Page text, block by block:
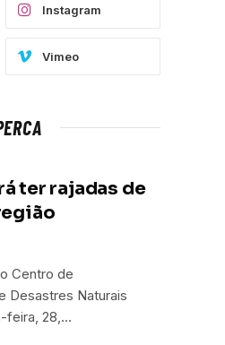
Instagram
Vimeo
ter rajadas de
Centro de
Desastres Naturais
feira, 28,…